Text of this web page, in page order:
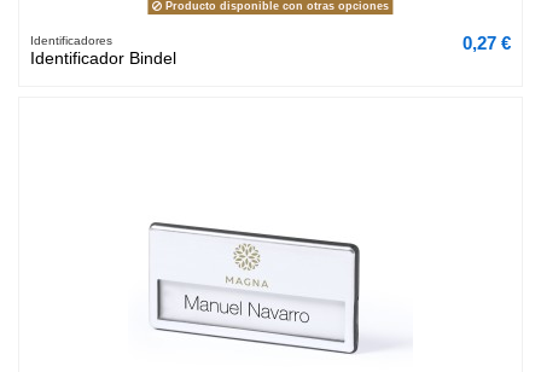
Producto disponible con otras opciones
Identificadores
Identificador Bindel
0,27 €